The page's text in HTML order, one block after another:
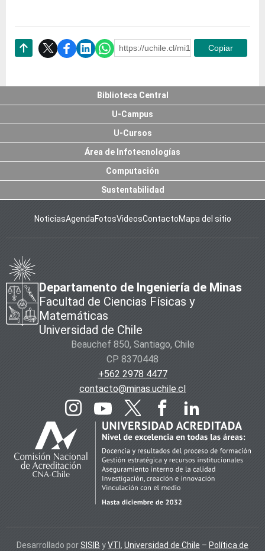
https://uchile.cl/mi188795Copiar
Biblioteca Central
U-Campus
U-Cursos
Área de Infotecnologías
Computación
Sustentabilidad
NoticiasAgendaFotosVideosContactoMapa del sitio
Departamento de Ingeniería de Minas
Facultad de Ciencias Físicas y
Matemáticas
Universidad de Chile
Beauchef 850, Santiago, Chile
CP 8370448
+562 2978 4477
contacto@minas.uchile.cl
Desarrollado por SISIB yVTI , Universidad de Chile – Política de